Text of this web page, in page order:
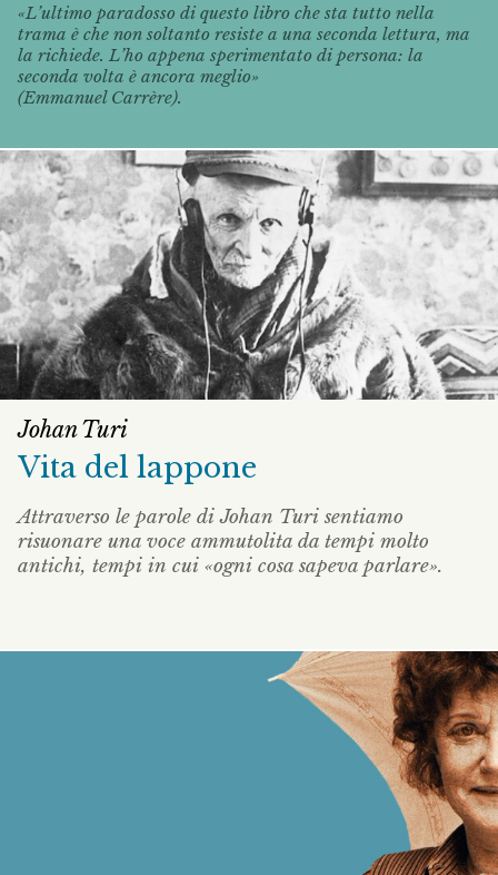
«L’ultimo paradosso di questo libro che sta tutto nella
trama è che non soltanto resiste a una seconda lettura, ma
la richiede. L’ho appena sperimentato di persona: la
seconda volta è ancora meglio»
(Emmanuel Carrère).
Johan Turi
Vita del lappone
Attraverso le parole di Johan Turi sentiamo
risuonare una voce ammutolita da tempi molto
antichi, tempi in cui «ogni cosa sapeva parlare».